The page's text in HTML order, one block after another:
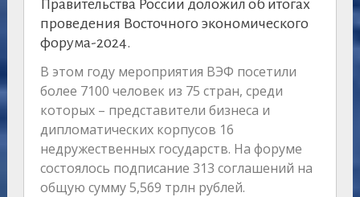
Правительства России доложил об итогах
проведения Восточного экономического
форума-2024.
В этом году мероприятия ВЭФ посетили
более 7100 человек из 75 стран, среди
которых – представители бизнеса и
дипломатических корпусов 16
недружественных государств. На форуме
состоялось подписание 313 соглашений на
общую сумму 5,569 трлн рублей.